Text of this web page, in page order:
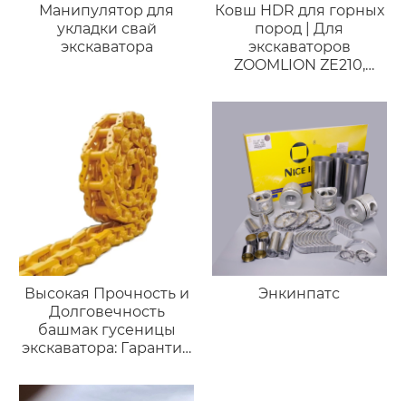
Манипулятор для
укладки свай
экскаватора
Ковш HDR для горных
пород | Для
экскаваторов
ZOOMLION ZE210,
экскаваторами 18-23
Индивидуальное
изготовление
Высокая Прочность и
Долговечность
башмак гусеницы
экскаватора: Гарантия
на Тяжелых Условиях
Энкинпатс